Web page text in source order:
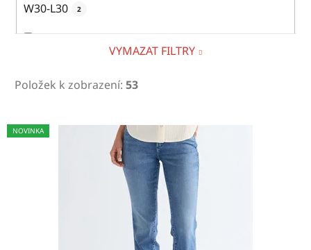
W30-L30 2
VYMAZAT FILTRY
Položek k zobrazení: 53
V
ý
NOVINKA